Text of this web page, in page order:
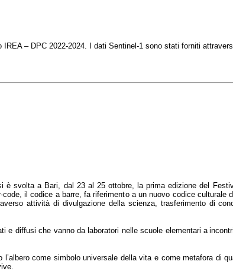
– DPC 2022-2024. I dati Sentinel-1 sono stati forniti
è svolta a Bari, dal 23 al 25 ottobre, la prima edizione del
il codice a barre, fa riferimento a un nuovo codice culturale
attività di divulgazione della scienza, trasferimento di
e diffusi che vanno da laboratori nelle scuole elementari a
come simbolo universale della vita e come metafora di